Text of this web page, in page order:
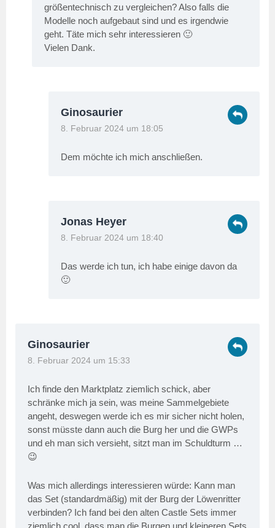
größentechnisch zu vergleichen? Also falls die
Modelle noch aufgebaut sind und es irgendwie
geht. Täte mich sehr interessieren 🙂
Vielen Dank.
Ginosaurier
8. Februar 2024 um 18:05
Dem möchte ich mich anschließen.
Jonas Heyer
8. Februar 2024 um 18:40
Das werde ich tun, ich habe einige davon da
🙂
Ginosaurier
8. Februar 2024 um 15:33
Ich finde den Marktplatz ziemlich schick, aber
schränke mich ja sein, was meine Sammelgebiete
angeht, deswegen werde ich es mir sicher nicht holen,
sonst müsste dann auch die Burg her und die GWPs
und eh man sich versieht, sitzt man im Schuldturm …
😉
Was mich allerdings interessieren würde: Kann man
das Set (standardmäßig) mit der Burg der Löwenritter
verbinden? Ich fand bei den alten Castle Sets immer